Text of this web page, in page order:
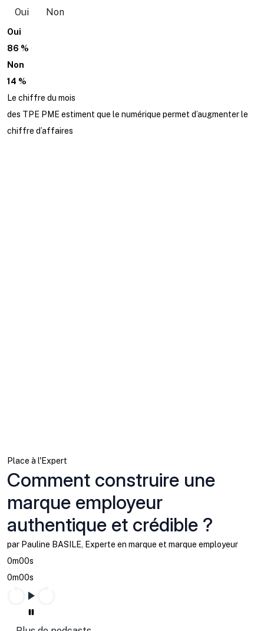
Oui Non
Oui
86 %
Non
14 %
Le chiffre du mois
des TPE PME estiment que le numérique permet d’augmenter le
chiffre d’affaires
Place à l'Expert
Comment construire une
marque employeur
authentique et crédible ?
par Pauline BASILE, Experte en marque et marque employeur
0m00s
0m00s